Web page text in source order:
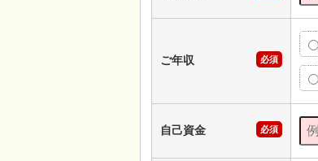
ご年収 必須
自己資金 必須